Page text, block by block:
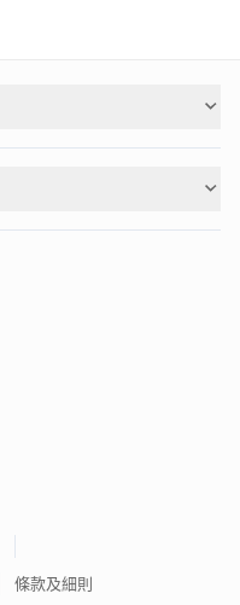
條款及細則